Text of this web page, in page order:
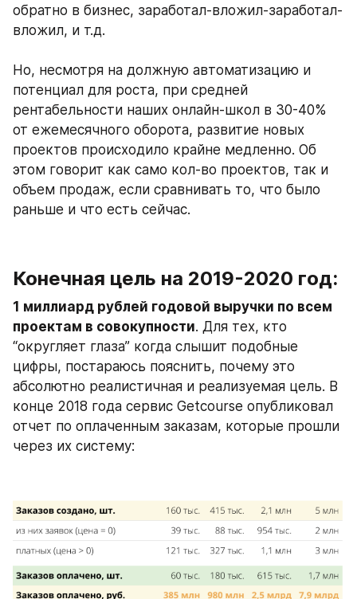
обратно в бизнес, заработал-вложил-заработал-
вложил, и т.д.
Но, несмотря на должную автоматизацию и
потенциал для роста, при средней
рентабельности наших онлайн-школ в 30-40%
от ежемесячного оборота, развитие новых
проектов происходило крайне медленно. Об
этом говорит как само кол-во проектов, так и
объем продаж, если сравнивать то, что было
раньше и что есть сейчас.
Конечная цель на 2019-2020 год:
1 миллиард рублей годовой выручки по всем
проектам в совокупности. Для тех, кто
“округляет глаза” когда слышит подобные
цифры, постараюсь пояснить, почему это
абсолютно реалистичная и реализуемая цель. В
конце 2018 года сервис Getcourse опубликовал
отчет по оплаченным заказам, которые прошли
через их систему: